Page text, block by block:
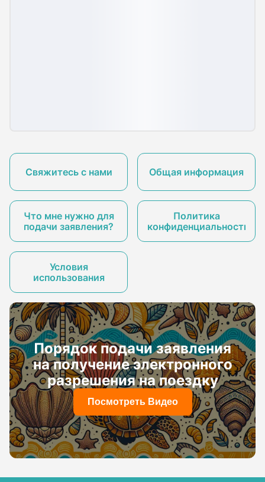
Свяжитесь с нами Общая информация
Что мне нужно для
подачи заявления?
Политика
конфиденциальности
Условия
использования
Порядок подачи заявления
на получение электронного
разрешения на поездку
Посмотреть Видео